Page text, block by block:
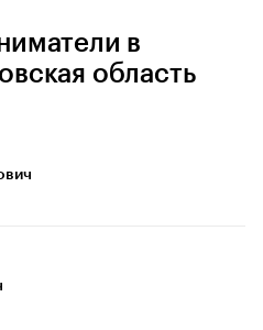
в
область